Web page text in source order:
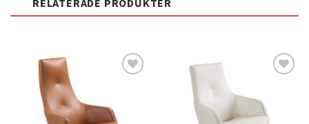
RELATERADE PRODUKTER
önskelistan
önskelistan